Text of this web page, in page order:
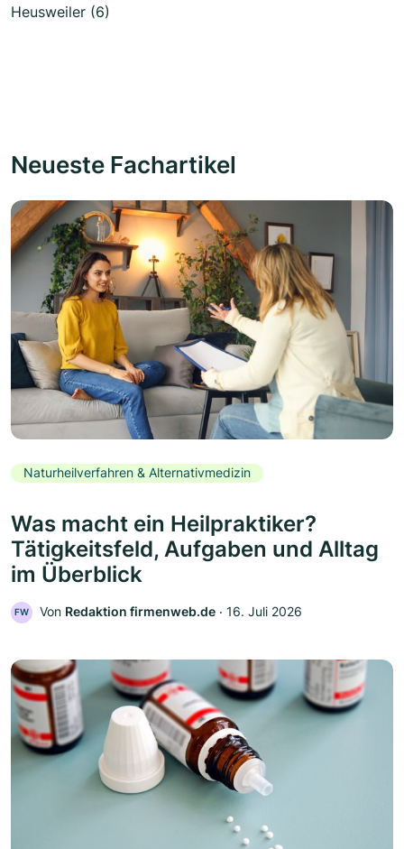
Heusweiler (6)
Neueste Fachartikel
Naturheilverfahren & Alternativmedizin
Was macht ein Heilpraktiker?
Tätigkeitsfeld, Aufgaben und Alltag
im Überblick
FW Von Redaktion firmenweb.de ‧ 16. Juli 2026